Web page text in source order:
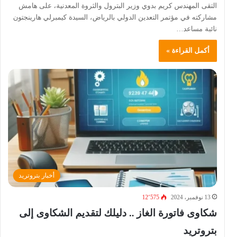
التقى المهندس كريم بدوي وزير البترول والثروة المعدنية، على هامش
مشاركته في مؤتمر التعدين الدولي بالرياض، السيدة كيمبرلي هارينجتون
نائبة مساعد…
أكمل القراءة »
أخبار بتروتريد
13 نوفمبر، 2024 12٬575
شكاوى فاتورة الغاز .. دليلك لتقديم الشكاوى إلى
بتروتريد